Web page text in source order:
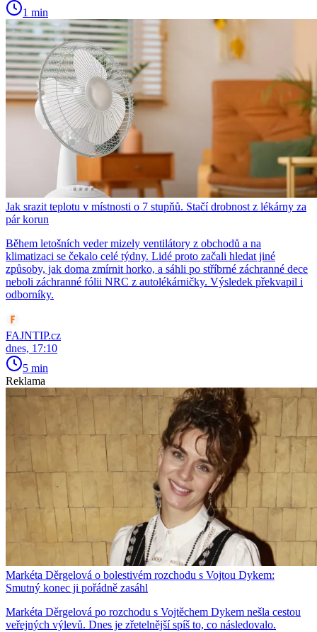
1 min
Jak srazit teplotu v místnosti o 7 stupňů. Stačí drobnost z lékárny za
pár korun
Během letošních veder mizely ventilátory z obchodů a na
klimatizaci se čekalo celé týdny. Lidé proto začali hledat jiné
způsoby, jak doma zmírnit horko, a sáhli po stříbrné záchranné dece
neboli záchranné fólii NRC z autolékárničky. Výsledek překvapil i
odborníky.
FAJNTIP.cz
dnes, 17:10
5 min
Reklama
Markéta Děrgelová o bolestivém rozchodu s Vojtou Dykem:
Smutný konec ji pořádně zasáhl
Markéta Děrgelová po rozchodu s Vojtěchem Dykem nešla cestou
veřejných výlevů. Dnes je zřetelnější spíš to, co následovalo.